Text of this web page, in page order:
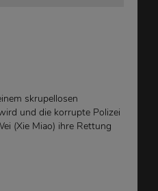
skrupellosen
und die korrupte Polizei
(Xie Miao) ihre Rettung